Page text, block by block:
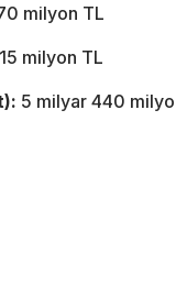
milyon TL
milyon TL
5 milyar 440